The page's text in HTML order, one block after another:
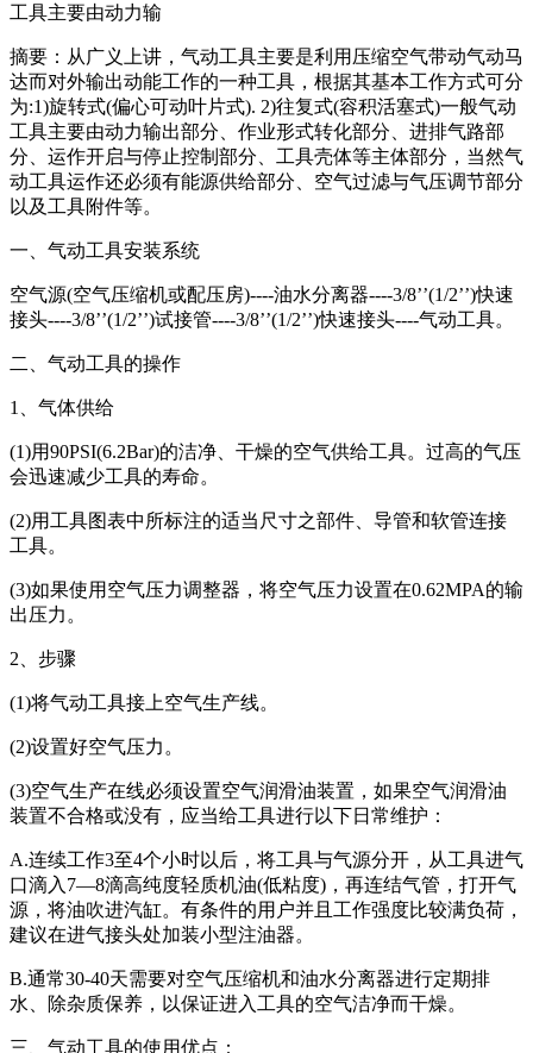
工具主要由动力输
摘要：从广义上讲，气动工具主要是利用压缩空气带动气动马
达而对外输出动能工作的一种工具，根据其基本工作方式可分
为:1)旋转式(偏心可动叶片式). 2)往复式(容积活塞式)一般气动
工具主要由动力输出部分、作业形式转化部分、进排气路部
分、运作开启与停止控制部分、工具壳体等主体部分，当然气
动工具运作还必须有能源供给部分、空气过滤与气压调节部分
以及工具附件等。
一、气动工具安装系统
空气源(空气压缩机或配压房)----油水分离器----3/8’’(1/2’’)快速
接头----3/8’’(1/2’’)试接管----3/8’’(1/2’’)快速接头----气动工具。
二、气动工具的操作
1、气体供给
(1)用90PSI(6.2Bar)的洁净、干燥的空气供给工具。过高的气压
会迅速减少工具的寿命。
(2)用工具图表中所标注的适当尺寸之部件、导管和软管连接
工具。
(3)如果使用空气压力调整器，将空气压力设置在0.62MPA的输
出压力。
2、步骤
(1)将气动工具接上空气生产线。
(2)设置好空气压力。
(3)空气生产在线必须设置空气润滑油装置，如果空气润滑油
装置不合格或没有，应当给工具进行以下日常维护：
A.连续工作3至4个小时以后，将工具与气源分开，从工具进气
口滴入7—8滴高纯度轻质机油(低粘度)，再连结气管，打开气
源，将油吹进汽缸。有条件的用户并且工作强度比较满负荷，
建议在进气接头处加装小型注油器。
B.通常30-40天需要对空气压缩机和油水分离器进行定期排
水、除杂质保养，以保证进入工具的空气洁净而干燥。
三、气动工具的使用优点：